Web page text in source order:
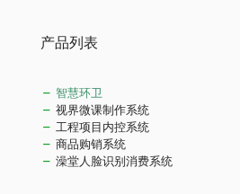
产品列表
智慧环卫
视界微课制作系统
工程项目内控系统
商品购销系统
澡堂人脸识别消费系统